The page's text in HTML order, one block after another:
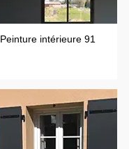
Peinture intérieure 91